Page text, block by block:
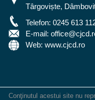
Telefon: 0245 613
E-mail:
Web: www.cjcd.ro
Târgoviște,
Conţinutul acestui site nu